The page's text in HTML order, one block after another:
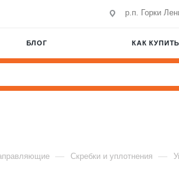
р.п. Горки
БЛОГ КАК КУПИТЬ
— Скребки и уплотнения —